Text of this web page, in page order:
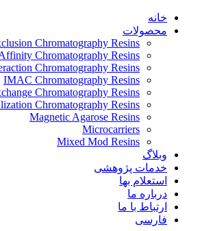
خانه
محصولات
Chromatography Resins
Chromatography Resins
Chromatography Resins
IMAC Chromatography Resins
Chromatography Resins
Chromatography Resins
Magnetic Agarose Resins
Microcarriers
Mixed Mod Resins
وبلاگ
خدمات پژوهشی
استعلام بها
درباره ما
ارتباط با ما
فارسی